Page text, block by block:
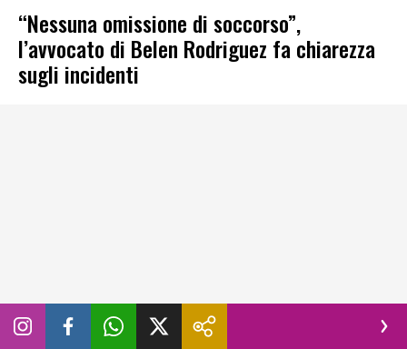
“Nessuna omissione di soccorso”,
l’avvocato di Belen Rodriguez fa chiarezza
sugli incidenti